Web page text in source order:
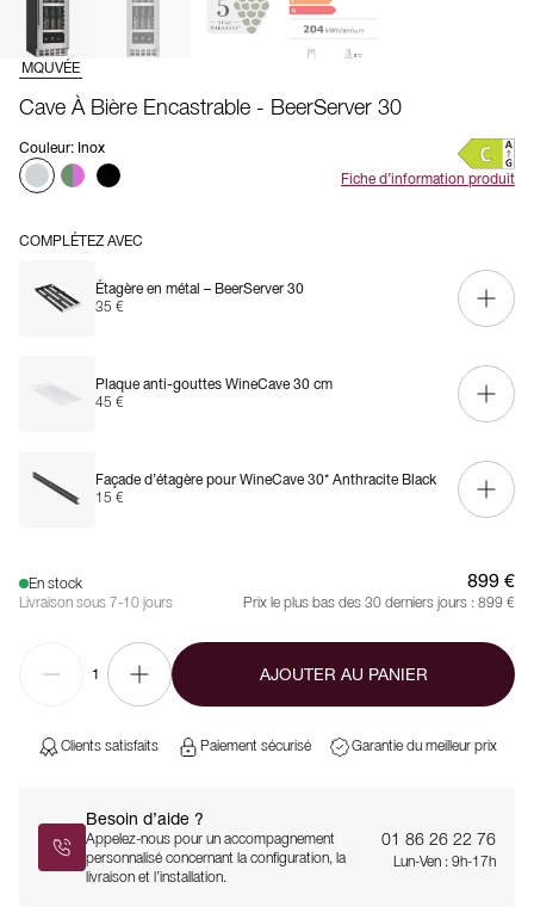
MQUVÉE
Cave À Bière Encastrable - BeerServer 30
Couleur: Inox
Fiche d’information produit
COMPLÉTEZ AVEC
Étagère en métal – BeerServer 30
35 €
Plaque anti-gouttes WineCave 30 cm
45 €
Façade d’étagère pour WineCave 30* Anthracite Black
15 €
En stock
Livraison sous 7-10 jours
899 €
Prix le plus bas des 30 derniers jours : 899 €
1 AJOUTER AU PANIER
Clients satisfaits Paiement sécurisé Garantie du meilleur prix
Besoin d’aide ?
Appelez-nous pour un accompagnement
personnalisé concernant la configuration, la
livraison et l’installation.
01 86 26 22 76
Lun-Ven : 9h-17h